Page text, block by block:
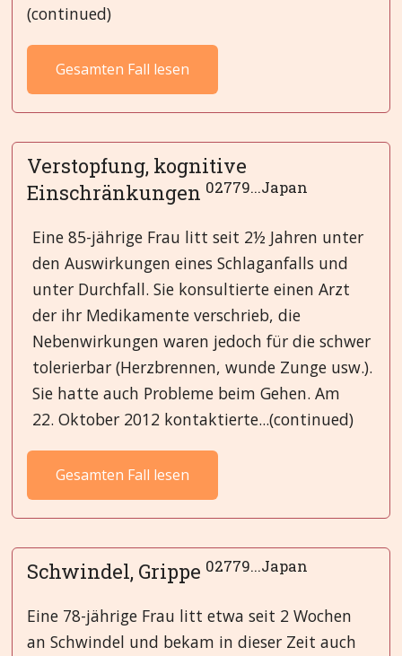
(continued)
Gesamten Fall lesen
Verstopfung, kognitive
Einschränkungen 02779...Japan
Eine 85-jährige Frau litt seit 2½ Jahren unter
den Auswirkungen eines Schlaganfalls und
unter Durchfall. Sie konsultierte einen Arzt
der ihr Medikamente verschrieb, die
Nebenwirkungen waren jedoch für die schwer
tolerierbar (Herzbrennen, wunde Zunge usw.).
Sie hatte auch Probleme beim Gehen. Am
22. Oktober 2012 kontaktierte...(continued)
Gesamten Fall lesen
Schwindel, Grippe 02779...Japan
Eine 78-jährige Frau litt etwa seit 2 Wochen
an Schwindel und bekam in dieser Zeit auch